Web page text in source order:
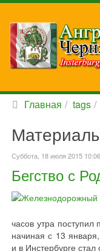
Главная tags
Суббота, 18 июля 2015 10:06
Бегство с
часов утра
начиная с 13
и в Инстербурге